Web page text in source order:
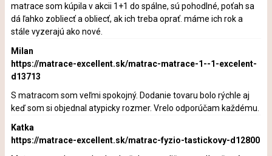
matrace som kúpila v akcii 1+1 do spálne, sú pohodlné, poťah sa
dá ľahko zobliecť a obliecť, ak ich treba oprať. máme ich rok a
stále vyzerajú ako nové.
Milan
https://matrace-excellent.sk/matrac-matrace-1--1-excelent-
d13713
S matracom som veľmi spokojný. Dodanie tovaru bolo rýchle aj
keď som si objednal atypicky rozmer. Vrelo odporúčam každému.
Katka
https://matrace-excellent.sk/matrac-fyzio-tastickovy-d12800